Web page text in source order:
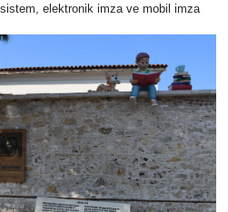
elektronik imza ve mobil imza